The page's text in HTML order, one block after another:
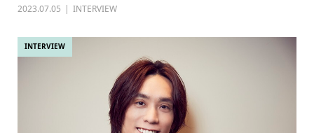
2023.07.05 INTERVIEW
INTERVIEW